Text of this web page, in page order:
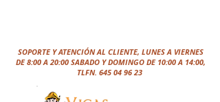
SOPORTE Y ATENCIÓN AL CLIENTE, LUNES A VIERNES
DE 8:00 A 20:00 SABADO Y DOMINGO DE 10:00 A 14:00,
TLFN. 645 04 96 23